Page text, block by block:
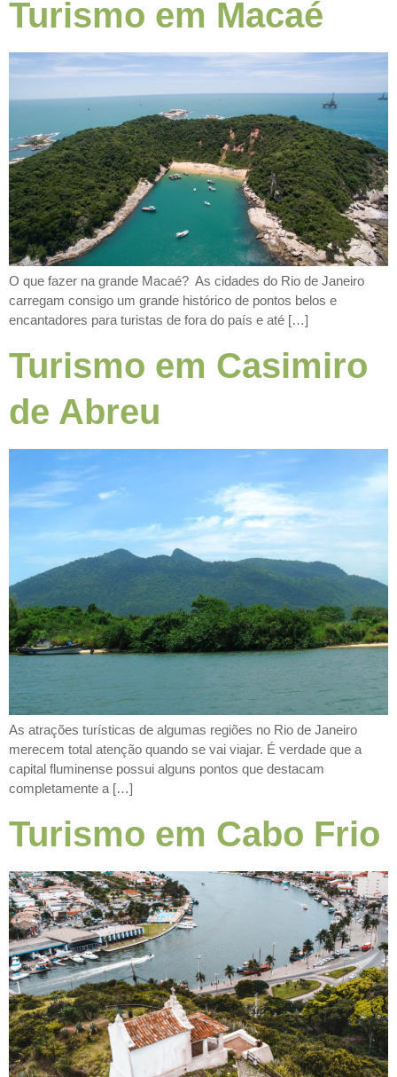
Turismo em Macaé
O que fazer na grande Macaé? As cidades do Rio de Janeiro
carregam consigo um grande histórico de pontos belos e
encantadores para turistas de fora do país e até […]
Turismo em Casimiro
de Abreu
As atrações turísticas de algumas regiões no Rio de Janeiro
merecem total atenção quando se vai viajar. É verdade que a
capital fluminense possui alguns pontos que destacam
completamente a […]
Turismo em Cabo Frio